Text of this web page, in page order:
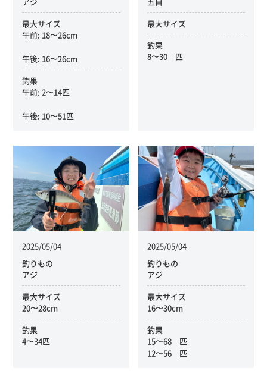
最大サイズ
午前: 18〜26cm
午後: 16〜26cm
釣果
午前: 2〜14匹
午後: 10〜51匹
最大サイズ
釣果
8〜30 匹
2025/05/04
釣りもの
アジ
最大サイズ
20〜28cm
釣果
4〜34匹
2025/05/04
釣りもの
アジ
最大サイズ
16〜30cm
釣果
15〜68 匹
12〜56 匹